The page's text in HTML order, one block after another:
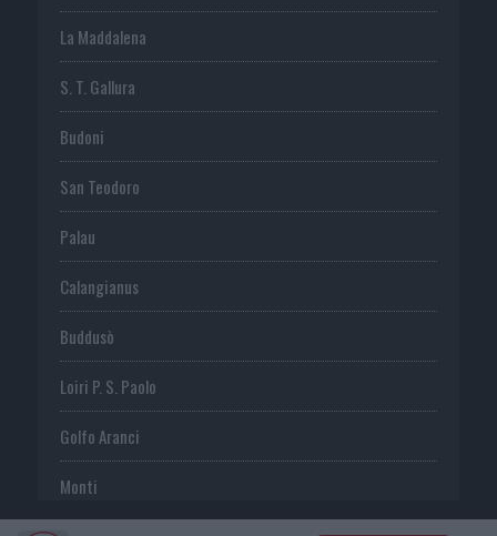
La Maddalena
S. T. Gallura
Budoni
San Teodoro
Palau
Calangianus
Buddusò
Loiri P. S. Paolo
Golfo Aranci
Monti